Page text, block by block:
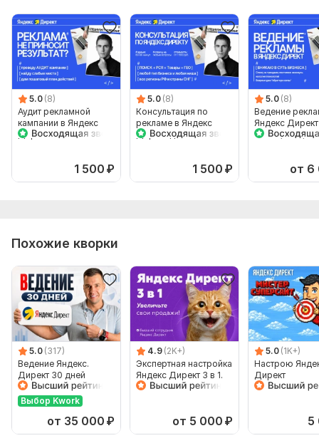
5.0 (8)
Аудит рекламной
кампании в Яндекс
Директ +анализ
1 500 ₽
5.0 (8)
Консультация по
рекламе в Яндекс
Директ для Бизнеса.
1 500 ₽
5.0 (8)
Ведение
Яндекс
Поиск, РСЯ,
от 6
Похожие кворки
5.0 (317)
Ведение Яндекс.
Директ 30 дней
Выбор Kwork
от 35 000 ₽
4.9 (2K+)
Экспертная настройка
Яндекс Директ 3 в 1.
Поиск, РСЯ и
от 5 000 ₽
5.0 (1K+)
Настрою
Директ
5